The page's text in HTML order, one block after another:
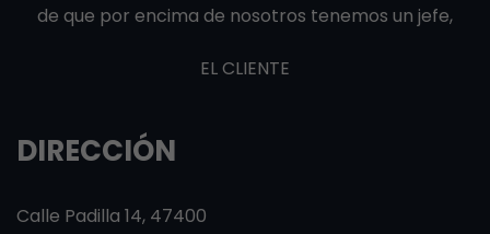
de que por encima de nosotros tenemos un jefe,
EL CLIENTE
DIRECCIÓN
Calle Padilla 14, 47400